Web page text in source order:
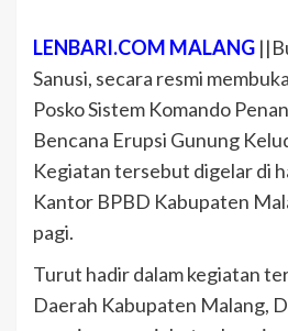
LENBARI.COM MALANG
Sanusi, secara resmi
Posko Sistem Komando
Bencana Erupsi Gunung
Kegiatan tersebut digelar di
Kantor BPBD Kabupaten
pagi.
Turut hadir dalam kegiatan
Daerah Kabupaten Malang,